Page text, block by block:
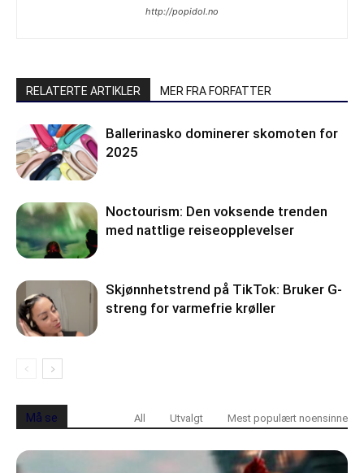
http://popidol.no
RELATERTE ARTIKLER MER FRA FORFATTER
Ballerinasko dominerer skomoten for
2025
Noctourism: Den voksende trenden
med nattlige reiseopplevelser
Skjønnhetstrend på TikTok: Bruker G-
streng for varmefrie krøller
Må se All Utvalgt Mest populært noensinne